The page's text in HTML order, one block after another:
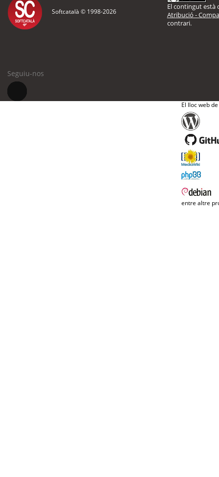
Softcatalà © 1998-2026
El contingut està
Atribució -
contrari.
Seguiu-nos
El lloc web
entre altre